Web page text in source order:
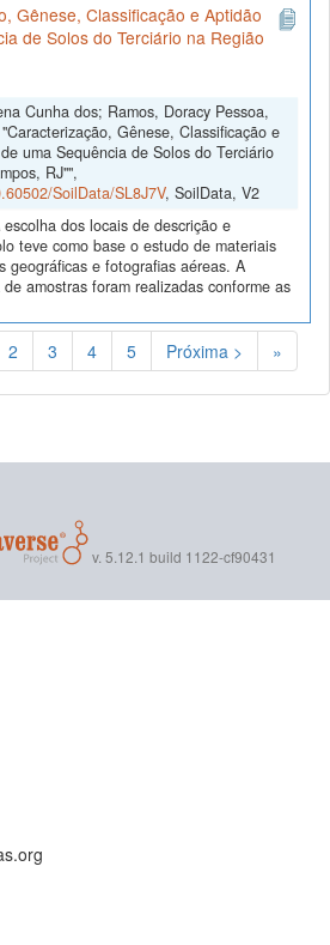
Gênese, Classificação e Aptidão
de Solos do Terciário na Região
Cunha dos; Ramos, Doracy Pessoa,
Gênese, Classificação e
uma Sequência de Solos do Terciário
RJ"",
SoilData/SL8J7V, SoilData, V2
dos locais de descrição e
teve como base o estudo de materiais
geográficas e fotografias aéreas. A
amostras foram realizadas conforme as
2 3 4 5 Próxima > »
v. 5.12.1 build 1122-cf90431